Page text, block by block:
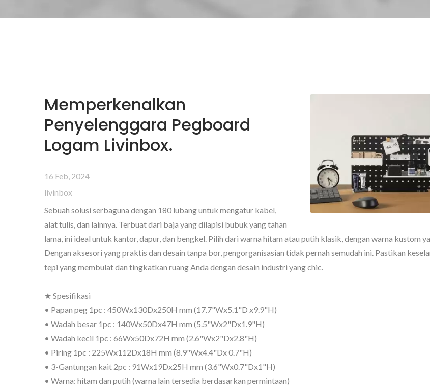
Memperkenalkan
Penyelenggara Pegboard
Logam Livinbox.
16 Feb, 2024
livinbox
Sebuah solusi serbaguna dengan 180 lubang untuk mengatur kabel,
alat tulis, dan lainnya. Terbuat dari baja yang dilapisi bubuk yang tahan
lama, ini ideal untuk kantor, dapur, dan bengkel. Pilih dari warna hitam atau putih klasik, dengan warna kustom
Dengan aksesori yang praktis dan desain tanpa bor, pengorganisasian tidak pernah semudah ini. Pastikan
tepi yang membulat dan tingkatkan ruang Anda dengan desain industri yang chic.
★ Spesifikasi
• Papan peg 1pc : 450Wx130Dx250H mm (17.7"Wx5.1"D x9.9"H)
• Wadah besar 1pc : 140Wx50Dx47H mm (5.5"Wx2"Dx1.9"H)
• Wadah kecil 1pc : 66Wx50Dx72H mm (2.6"Wx2"Dx2.8"H)
• Piring 1pc : 225Wx112Dx18H mm (8.9"Wx4.4"Dx 0.7"H)
• 3-Gantungan kait 2pc : 91Wx19Dx25H mm (3.6"Wx0.7"Dx1"H)
• Warna: hitam dan putih (warna lain tersedia berdasarkan permintaan)
BuBu-Penyimpanan-Bin
Kotak Penyimpanan
Pelican